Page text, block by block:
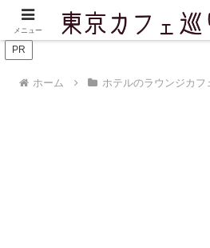
東京を中心に実際に訪問したカフ
PR
ホーム ホテルのラウンジカフ
メニュー